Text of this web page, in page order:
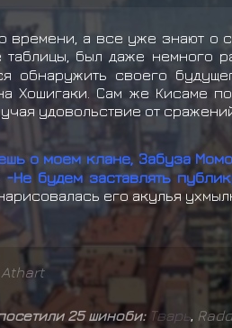
времени, а все уже знают о
был даже немного
обнаружить своего
Хошигаки. Сам же Кисаме
удовольствие от
о моем клане, Забуза
-Не будем заставлять
его акулья
Athart
25 шиноби: Тварь